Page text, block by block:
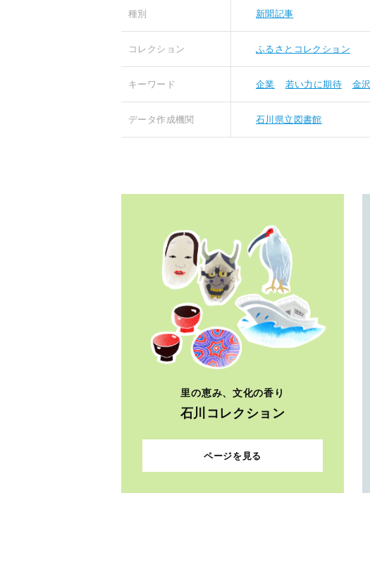
種別 新聞記事
コレクション ふるさとコレクション
キーワード 企業 若い力に期待 金沢
データ作成機関 石川県立図書館
里の恵み、文化の香り
石川コレクション
ページを見る